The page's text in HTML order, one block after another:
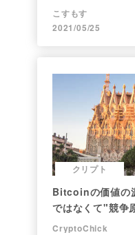
こすもす
2021/05/25
クリプト
Bitcoinの価値の
ではなくて"競争
CryptoChick